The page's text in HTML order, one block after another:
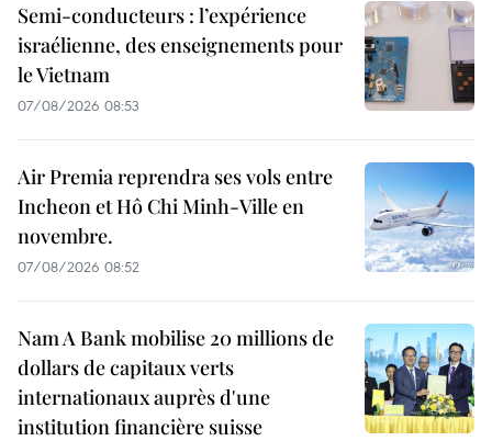
Semi-conducteurs : l’expérience
israélienne, des enseignements pour
le Vietnam
07/08/2026 08:53
Air Premia reprendra ses vols entre
Incheon et Hô Chi Minh-Ville en
novembre.
07/08/2026 08:52
Nam A Bank mobilise 20 millions de
dollars de capitaux verts
internationaux auprès d'une
institution financière suisse